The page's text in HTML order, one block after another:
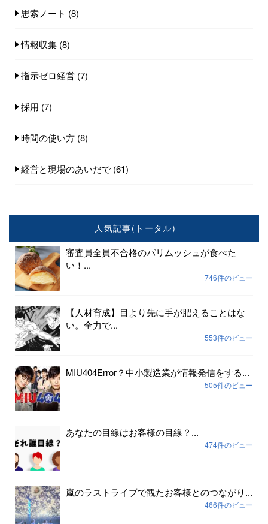
思索ノート (8)
情報収集 (8)
指示ゼロ経営 (7)
採用 (7)
時間の使い方 (8)
経営と現場のあいだで (61)
人気記事(トータル)
審査員全員不合格のパリムッシュが食べた
い！...
746件のビュー
【人材育成】目より先に手が肥えることはな
い。全力で...
553件のビュー
MIU404Error？中小製造業が情報発信をする...
505件のビュー
あなたの目線はお客様の目線？...
474件のビュー
嵐のラストライブで観たお客様とのつながり...
466件のビュー